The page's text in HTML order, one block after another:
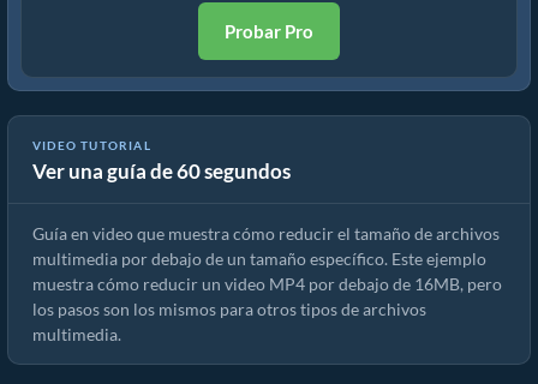
Probar Pro
VIDEO TUTORIAL
Ver una guía de 60 segundos
Cómo reducir MP4 a 16MB (Guía sencilla)
Guía en video que muestra cómo reducir el tamaño de archivos
multimedia por debajo de un tamaño específico. Este ejemplo
muestra cómo reducir un video MP4 por debajo de 16MB, pero
los pasos son los mismos para otros tipos de archivos
multimedia.